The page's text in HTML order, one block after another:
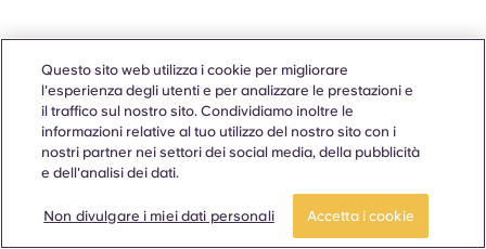
Questo sito web utilizza i cookie per migliorare
l'esperienza degli utenti e per analizzare le prestazioni e
il traffico sul nostro sito. Condividiamo inoltre le
informazioni relative al tuo utilizzo del nostro sito con i
nostri partner nei settori dei social media, della pubblicità
e dell'analisi dei dati.
Non divulgare i miei dati personali Accetta i cookie